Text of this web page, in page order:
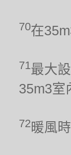
70在
71最大
35m3室
72 暖風